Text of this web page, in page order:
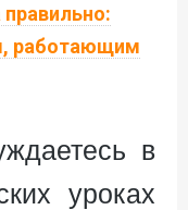
работающим
в
уроках